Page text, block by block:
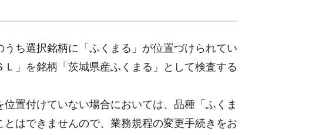
ち選択銘柄に「ふくまる」が位置づけられてい
」を銘柄「茨城県産ふくまる」として検査する
置付けていない場合においては、品種「ふくま
はできませんので、業務規程の変更手続きをお